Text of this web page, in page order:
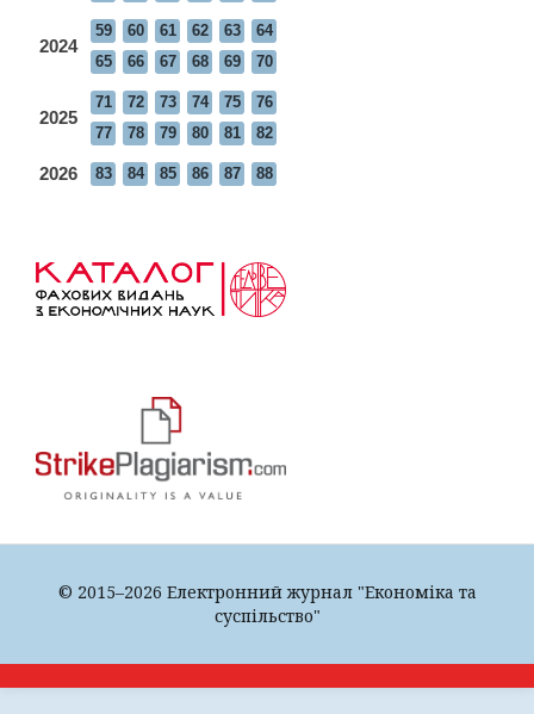
2024
59 60 61 62 63
64
65
66 67 68 69 70
2025
71 72 73 74 75
76
77
78 79 80 81 82
2026 83 84 85 86 87 88
© 2015–2026 Електронний журнал "Економіка та
суспільство"